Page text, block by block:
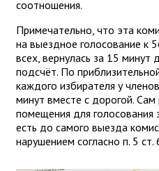
соотношения.
Примечательно, что эта
на выездное голосование к
всех, вернулась за 15 минут
подсчёт. По
каждого избирателя у
минут вместе с дорогой.
помещения для голосования
есть до самого выезда
нарушением согласно п. 5